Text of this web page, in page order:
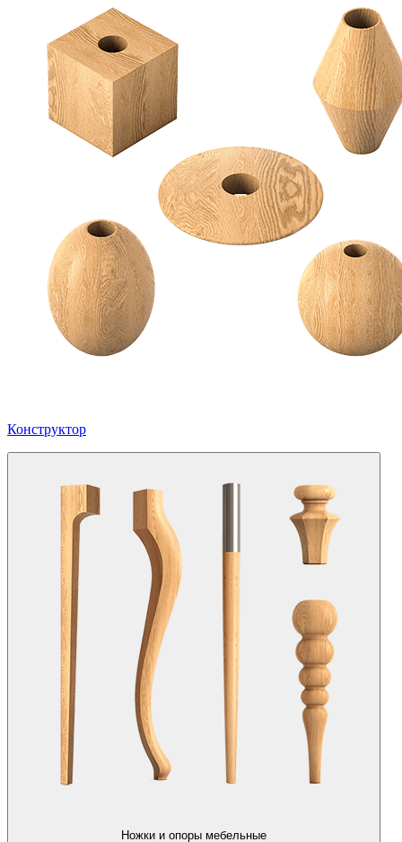
Конструктор
Ножки и опоры мебельные